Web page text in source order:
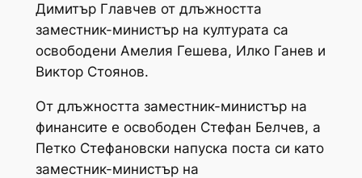
Димитър Главчев от длъжността
заместник-министър на културата са
освободени Амелия Гешева, Илко Ганев и
Виктор Стоянов.
От длъжността заместник-министър на
финансите е освободен Стефан Белчев, а
Петко Стефановски напуска поста си като
заместник-министър на